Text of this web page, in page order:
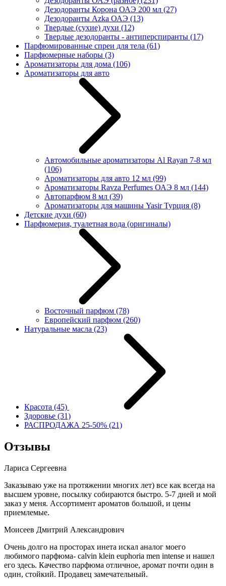
Дезодоранты Корона ОАЭ 200 мл (27)
Дезодоранты Azka ОАЭ (13)
Твердые (сухие) духи (12)
Твердые дезодоранты - антиперспиранты (17)
Парфюмированные спреи для тела (61)
Парфюмерные наборы (3)
Ароматизаторы для дома (106)
Ароматизаторы для авто
Автомобильные ароматизаторы Al Rayan 7-8 мл
(106)
Ароматизаторы для авто 12 мл (99)
Ароматизаторы Ravza Perfumes ОАЭ 8 мл (144)
Автопарфюм 8 мл (39)
Ароматизаторы для машины Yasir Турция (8)
Детские духи (60)
Парфюмерия, туалетная вода (оригиналы)
Восточный парфюм (78)
Европейский парфюм (260)
Натуральные масла (23)
Красота (45)
Здоровье (31)
РАСПРОДАЖА 25-50% (21)
Отзывы
Лариса Сергеевна
Заказываю уже на протяжении многих лет) все как всегда на
высшем уровне, посылку собираются быстро. 5-7 дней и мой
заказ у меня. Ассортимент ароматов большой, и цены
приемлемые.
Моисеев Дмитрий Александрович
Очень долго на просторах инета искал аналог моего
любимого парфюма- calvin klein euphoria men intense и нашел
его здесь. Качество парфюма отличное, аромат почти один в
один, стойкий. Продавец замечательный.